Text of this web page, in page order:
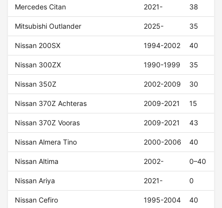
Mercedes Citan 2021- 38
Mitsubishi Outlander 2025- 35
Nissan 200SX 1994-2002 40
Nissan 300ZX 1990-1999 35
Nissan 350Z 2002-2009 30
Nissan 370Z Achteras 2009-2021 15
Nissan 370Z Vooras 2009-2021 43
Nissan Almera Tino 2000-2006 40
Nissan Altima 2002- 0–40
Nissan Ariya 2021- 0
Nissan Cefiro 1995-2004 40